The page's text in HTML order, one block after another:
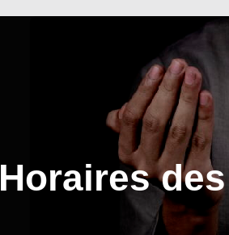
Horaires